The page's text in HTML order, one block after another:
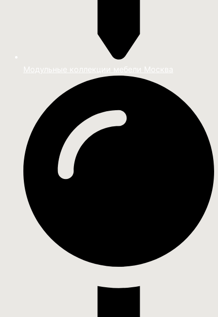
Модульные коллекции мебели Москва